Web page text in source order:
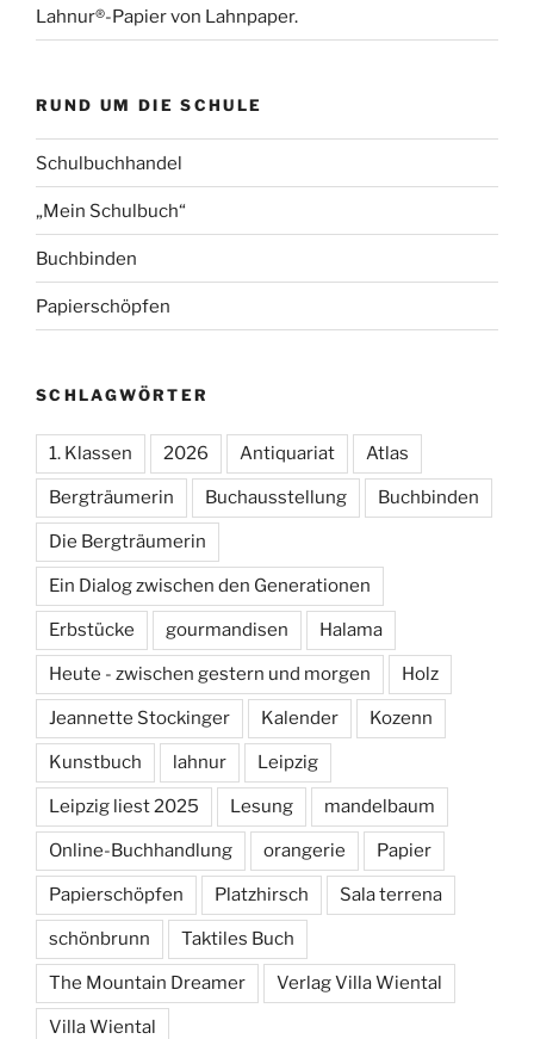
Lahnur®-Papier von Lahnpaper.
RUND UM DIE SCHULE
Schulbuchhandel
„Mein Schulbuch“
Buchbinden
Papierschöpfen
SCHLAGWÖRTER
1. Klassen 2026 Antiquariat Atlas
Bergträumerin Buchausstellung Buchbinden
Die Bergträumerin
Ein Dialog zwischen den Generationen
Erbstücke gourmandisen Halama
Heute - zwischen gestern und morgen Holz
Jeannette Stockinger Kalender Kozenn
Kunstbuch lahnur Leipzig
Leipzig liest 2025 Lesung mandelbaum
Online-Buchhandlung orangerie Papier
Papierschöpfen Platzhirsch Sala terrena
schönbrunn Taktiles Buch
The Mountain Dreamer Verlag Villa Wiental
Villa Wiental